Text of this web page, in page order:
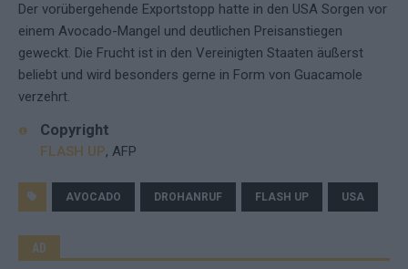
Der vorübergehende Exportstopp hatte in den USA Sorgen vor
einem Avocado-Mangel und deutlichen Preisanstiegen
geweckt. Die Frucht ist in den Vereinigten Staaten äußerst
beliebt und wird besonders gerne in Form von Guacamole
verzehrt.
Copyright
FLASH UP, AFP
AVOCADO DROHANRUF FLASH UP USA
AD